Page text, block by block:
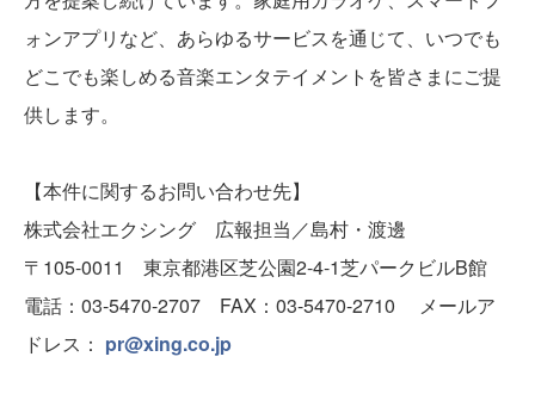
ォンアプリなど、あらゆるサービスを通じて、いつでも
どこでも楽しめる音楽エンタテイメントを皆さまにご提
供します。
【本件に関するお問い合わせ先】
株式会社エクシング 広報担当／島村・渡邊
〒105-0011 東京都港区芝公園2-4-1芝パークビルB館
電話：03-5470-2707 FAX：03-5470-2710 メールア
ドレス： pr@xing.co.jp